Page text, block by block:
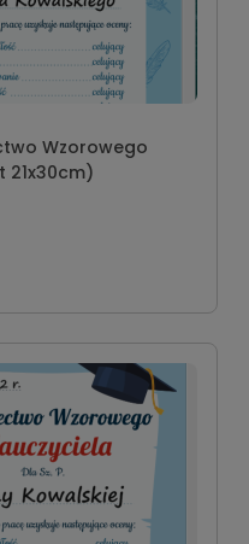
Wzorowego
21x30cm)